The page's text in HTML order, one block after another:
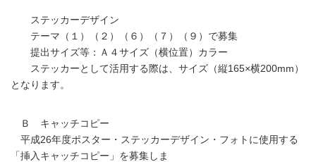
ステッカーデザイン
テーマ（１）（２）（６）（７）（９）で募集
提出サイズ等：Ａ４サイズ（横位置）カラー
ステッカーとして活用する際は、サイズ（縦165×横200mm）
となります。
Ｂ キャッチコピー
平成26年度ポスター・ステッカーデザイン・フォトに使用する
「挿入キャッチコピー」を募集しま